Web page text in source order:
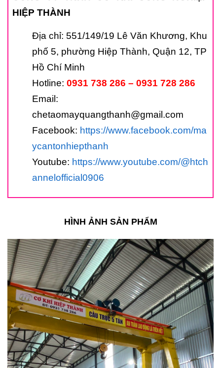
HIỆP THÀNH
Địa chỉ: 551/149/19 Lê Văn Khương, Khu
phố 5, phường Hiệp Thành, Quận 12, TP
Hồ Chí Minh
Hotline: 0931 738 286 – 0931 728 286
Email:
chetaomayquangthanh@gmail.com
Facebook: https://www.facebook.com/ma
ycantonhiepthanh
Youtube: https://www.youtube.com/@htch
annelofficial0906
HÌNH ẢNH SẢN PHẨM